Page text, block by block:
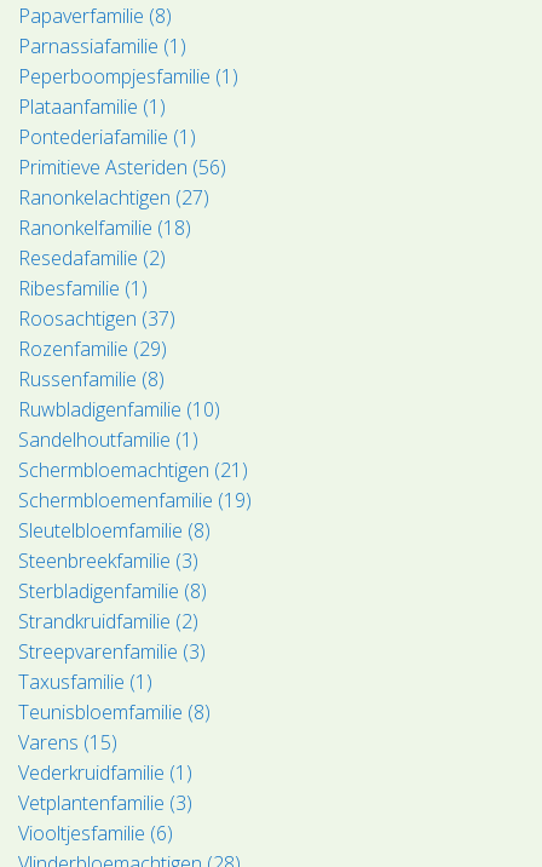
Papaverfamilie (8)
Parnassiafamilie (1)
Peperboompjesfamilie (1)
Plataanfamilie (1)
Pontederiafamilie (1)
Primitieve Asteriden (56)
Ranonkelachtigen (27)
Ranonkelfamilie (18)
Resedafamilie (2)
Ribesfamilie (1)
Roosachtigen (37)
Rozenfamilie (29)
Russenfamilie (8)
Ruwbladigenfamilie (10)
Sandelhoutfamilie (1)
Schermbloemachtigen (21)
Schermbloemenfamilie (19)
Sleutelbloemfamilie (8)
Steenbreekfamilie (3)
Sterbladigenfamilie (8)
Strandkruidfamilie (2)
Streepvarenfamilie (3)
Taxusfamilie (1)
Teunisbloemfamilie (8)
Varens (15)
Vederkruidfamilie (1)
Vetplantenfamilie (3)
Viooltjesfamilie (6)